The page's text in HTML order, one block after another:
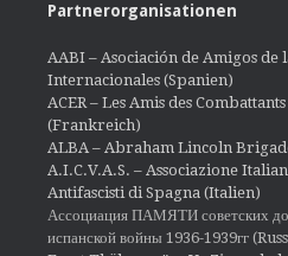
Partnerorganisationen
AABI – Asociación de Amigos de
Internacionales (Spanien)
ACER – Les Amis des
(Frankreich)
ALBA – Abraham Lincoln
A.I.C.V.A.S. – Associazione
Antifascisti di Spagna (Italien)
Ассоциация ПАМЯТИ советских
испанской войны 1936-1939гг